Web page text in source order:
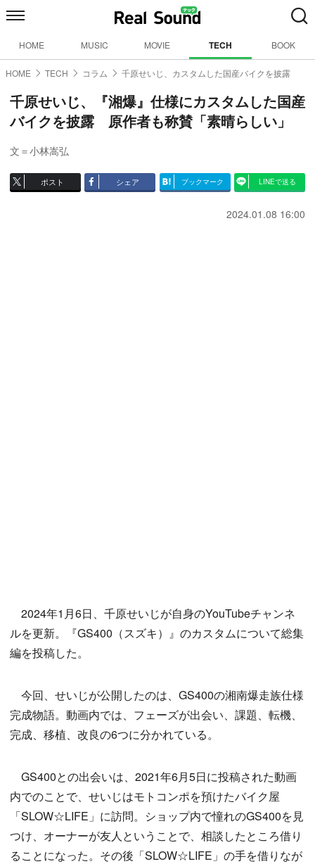
HOME MUSIC MOVIE TECH BOOK
HOME TECH コラム 千原せいじ、カスタムした国産バイクを披露
千原せいじ、『湘爆』仕様にカスタムした国産
バイクを披露 原作者も称賛「素晴らしい」
文＝小林嵩弘
ポスト シェア ブックマーク LINEで送る
2024.01.08 16:00
2024年1月6日、千原せいじが自身のYouTubeチャンネ
ルを更新。『GS400（スズキ）』のカスタムについて総集
編を投稿した。
今回、せいじが公開したのは、GS400の湘南爆走族仕様
完成物語。動画内では、フェーズが出会い、課題、転機、
完成、移植、改良の6つに分かれている。
GS400との出会いは、2021年6月5日に投稿された動画
内でのことで、せいじはモトコンポを預けたバイク屋
「SLOW☆LIFE」に訪問。ショップ内で憧れのGS400を見
つけ、オーナーが友人ということで、相談したところ借り
ることになった。その後「SLOW☆LIFE」の手を借りなが